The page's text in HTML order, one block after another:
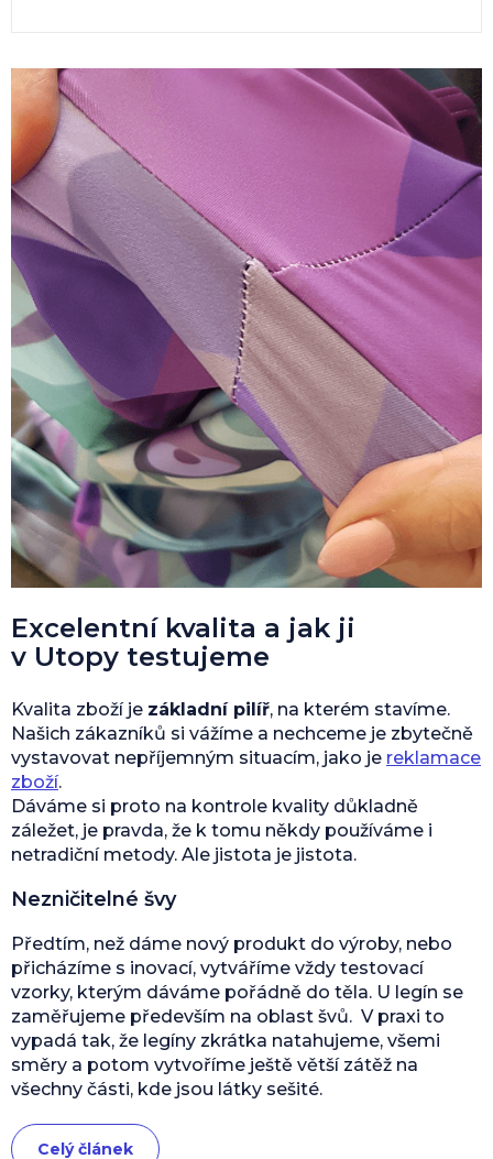
Excelentní kvalita a jak ji
v Utopy testujeme
Kvalita zboží je základní pilíř, na kterém stavíme.
Našich zákazníků si vážíme a nechceme je zbytečně
vystavovat nepříjemným situacím, jako je reklamace
zboží.
Dáváme si proto na kontrole kvality důkladně
záležet, je pravda, že k tomu někdy používáme i
netradiční metody. Ale jistota je jistota.
Nezničitelné švy
Předtím, než dáme nový produkt do výroby, nebo
přicházíme s inovací, vytváříme vždy testovací
vzorky, kterým dáváme pořádně do těla. U legín se
zaměřujeme především na oblast švů. V praxi to
vypadá tak, že legíny zkrátka natahujeme, všemi
směry a potom vytvoříme ještě větší zátěž na
všechny části, kde jsou látky sešité.
Celý článek